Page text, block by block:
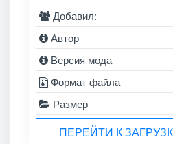
Добавил:
Автор
Версия мода
Формат файла
Размер
ПЕРЕЙТИ К